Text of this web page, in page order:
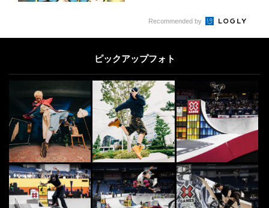
Recommended by
ピックアップフォト